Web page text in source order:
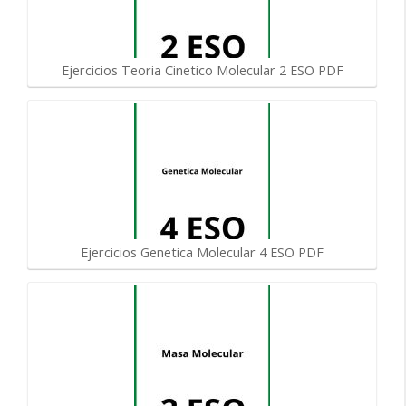
Ejercicios Teoria Cinetico Molecular 2 ESO PDF
Ejercicios Genetica Molecular 4 ESO PDF